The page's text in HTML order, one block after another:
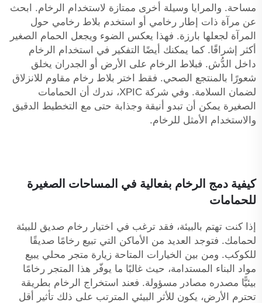
مساحة. والمرايا وسيلة أخرى ممتازة لاستخدام الرخام. ابحث
عن مرآة ذات إطار رخامي أو استخدم بلاط رخامي حول
المرآة لجعلها بارزة. فهذا يعكس الضوء ويجعل الحمام الصغير
أكثر إشراقًا. كما يمكنك أيضًا التفكير في استخدام الرخام
داخل الدُّش. فبلاط الرخام على الأرض أو الجدران يخلق
شعورًا بالمنتجع الصحي. فقط اختر بلاط رخام مقاوم للانزلاق
لضمان السلامة. وفي شركة XPIC، ندرك أن الحمامات
الصغيرة يمكن أن تبدو أنيقة وجذابة حتى مع التخطيط الدقيق
والاستخدام الأمثل للرخام.
كيفية دمج الرخام بفعالية في المساحات الصغيرة
للحمامات
إذا كنت تهتم بالبيئة، فقد ترغب في اختيار رخام صديق للبيئة
لحمامك. فتوجد العديد من الأماكن التي تبيع رخامًا صديقًا
للكوكب. ومن بين الخيارات المتاحة زيارة متجر محلي يبيع
مواد البناء المستدامة، حيث غالبًا ما يوفّر هذا المتجر رخامًا
بيئيًّا مصدره مصادر مسؤولة. فعند استخراج الرخام بطريقة
تحترم الأرض، يكون للأثر البيئي المترتب على ذلك تأثير أقل